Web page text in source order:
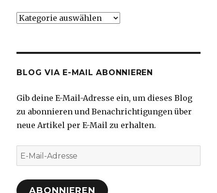
Kategorien
BLOG VIA E-MAIL ABONNIEREN
Gib deine E-Mail-Adresse ein, um dieses Blog
zu abonnieren und Benachrichtigungen über
neue Artikel per E-Mail zu erhalten.
E-
Mail-
Adresse
ABONNIEREN